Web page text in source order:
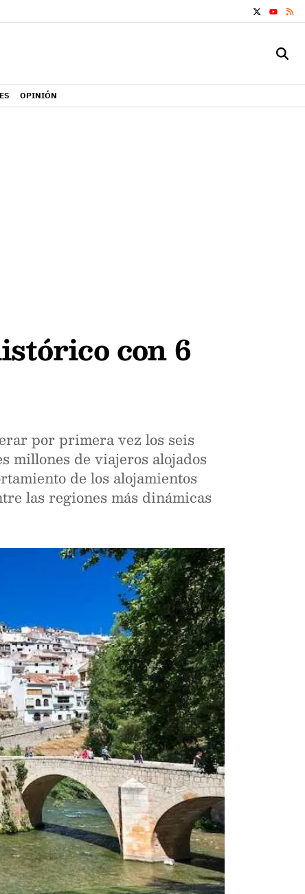
YOUTUBE
OPINIÓN
con 6
por primera vez los seis
millones de viajeros alojados
de los alojamientos
las regiones más dinámicas